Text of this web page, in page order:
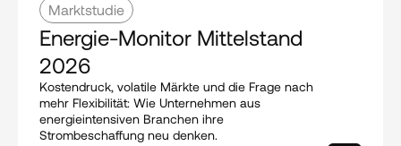
Marktstudie
Energie-Monitor Mittelstand
2026
Kostendruck, volatile Märkte und die Frage nach
mehr Flexibilität: Wie Unternehmen aus
energieintensiven Branchen ihre
Strombeschaffung neu denken.